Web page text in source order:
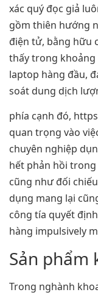
xác quý đọc giả
gồm thiên hướng
điện tử, bằng hữu
thấy trong
laptop hàng đầu,
soát dung dịch
phía cạnh đó,
quan trọng vào
chuyên nghiệp
hết phản hồi
cũng như đối
dụng mang lại
công tía quyết
hàng impulsively
Sản phẩm
Trong nghành